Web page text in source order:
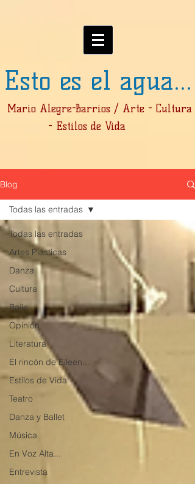
Esto es el agua...
Mario Alegre-Barrios / Arte - Cultura
- Estilos de Vida
Blog
Todas las entradas
Artes Plásticas
Danza
Cultura
Baile
Opinión
Literatura
El rincón de Eileen...
Estilos de Vida
Teatro
Danza y Ballet
Música
En Voz Alta...
Entrevista
Todas las entradas